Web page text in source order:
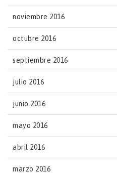
noviembre 2016
octubre 2016
septiembre 2016
julio 2016
junio 2016
mayo 2016
abril 2016
marzo 2016